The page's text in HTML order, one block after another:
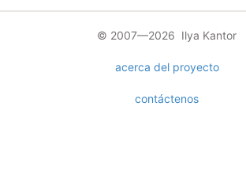
© 2007—2026 Ilya Kantor
acerca del proyecto
contáctenos